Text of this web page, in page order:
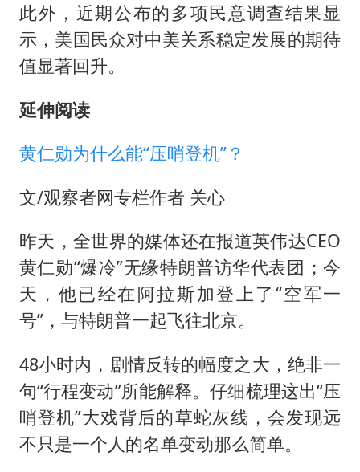
此外，近期公布的多项民意调查结果显
示，美国民众对中美关系稳定发展的期待
值显著回升。
延伸阅读
黄仁勋为什么能“压哨登机”？
文/观察者网专栏作者 关心
昨天，全世界的媒体还在报道英伟达CEO
黄仁勋“爆冷”无缘特朗普访华代表团；今
天，他已经在阿拉斯加登上了“空军一
号”，与特朗普一起飞往北京。
48小时内，剧情反转的幅度之大，绝非一
句“行程变动”所能解释。仔细梳理这出“压
哨登机”大戏背后的草蛇灰线，会发现远
不只是一个人的名单变动那么简单。